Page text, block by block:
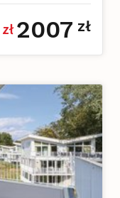
zł 2007 zł